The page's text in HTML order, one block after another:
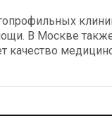
В Москве
качество